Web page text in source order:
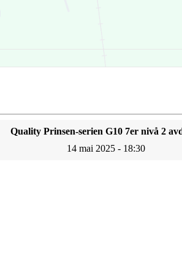
Quality Prinsen-serien G10 7er nivå 2
14 mai 2025 - 18:30